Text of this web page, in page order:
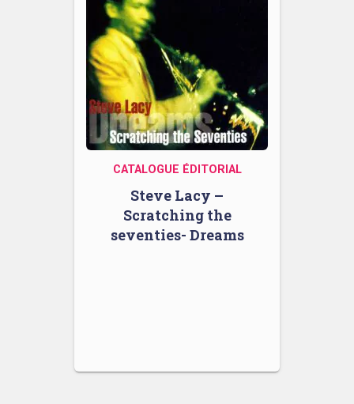
CATALOGUE ÉDITORIAL
Steve Lacy –
Scratching the
seventies- Dreams